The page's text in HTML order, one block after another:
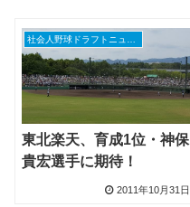
東北楽天、育成1位・神保
貴宏選手に期待！
2011年10月31日